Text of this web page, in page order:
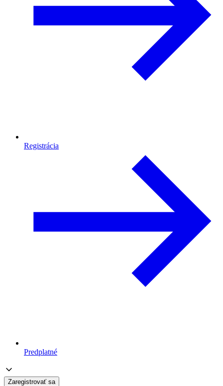
Registrácia
Predplatné
Zaregistrovať sa